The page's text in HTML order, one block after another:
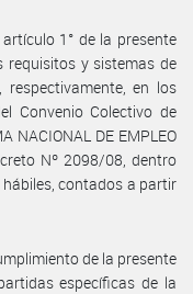
1° de la presente
requisitos y sistemas de
respectivamente, en los
Convenio Colectivo de
NACIONAL DE EMPLEO
Nº 2098/08, dentro
hábiles, contados a partir
de la presente
específicas de la